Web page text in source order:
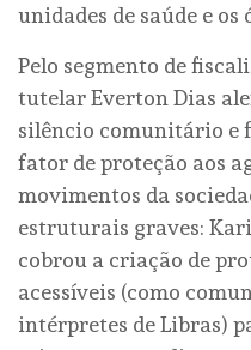
unidades de saúde e os
Pelo segmento de
tutelar Everton Dias
silêncio comunitário e
fator de proteção aos
movimentos da
estruturais graves:
cobrou a criação de
acessíveis (como
intérpretes de Libras)